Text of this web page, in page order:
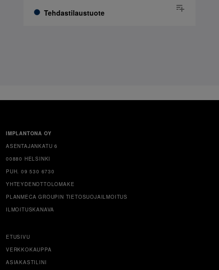
Tehdastilaustuote
IMPLANTONA OY
ASENTAJANKATU 6
00880 HELSINKI
PUH. 09 530 6730
YHTEYDENOTTOLOMAKE
PLANMECA GROUPIN TIETOSUOJAILMOITUS
ILMOITUSKANAVA
ETUSIVU
VERKKOKAUPPA
ASIAKASTILINI